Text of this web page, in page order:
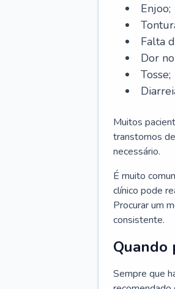
Enjoo;
Falta
Dor
Tosse;
Muitos
transtornos
necessário.
É muito
clínico pode
Procurar um
consistente.
Quando
Sempre que